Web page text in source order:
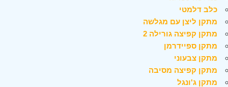
כלב דלמטי
מתקן ליצן עם מגלשה
מתקן קפיצה גורילה 2
מתקן ספיידרמן
מתקן צבעוני
מתקן קפיצה מסיבה
מתקן ג'ונגל